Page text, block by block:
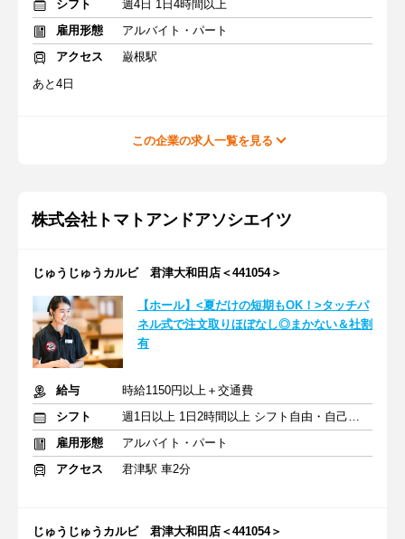
シフト
週4日 1日4時間以上
雇用形態
アルバイト・パート
アクセス
巌根駅
あと4日
この企業の求人一覧を見る
株式会社トマトアンドアソシエイツ
じゅうじゅうカルビ 君津大和田店＜441054＞
【ホール】<夏だけの短期もOK！>タッチパ
ネル式で注文取りほぼなし◎まかない＆社割
有
給与
時給1150円以上＋交通費
シフト
週1日以上 1日2時間以上 シフト自由・自己申告
雇用形態
アルバイト・パート
アクセス
君津駅 車2分
じゅうじゅうカルビ 君津大和田店＜441054＞